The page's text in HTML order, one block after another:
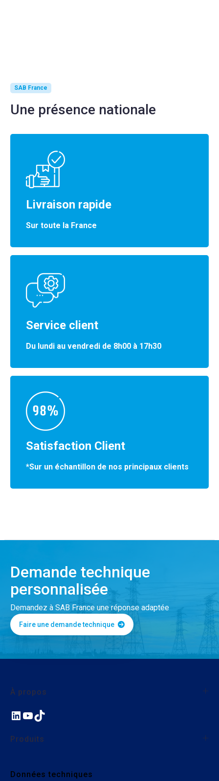
SAB France
Une présence nationale
Livraison rapide
Sur toute la France
Service client
Du lundi au vendredi de 8h00 à 17h30
Satisfaction Client
*Sur un échantillon de nos principaux clients
Demande technique
personnalisée
Demandez à SAB France une réponse adaptée
Faire une demande technique
À propos
À propos de SAB France
Nos actions environnementales et sociales
LinkedIn
YouTube
TikTok
Produits
Câbles industriels
Données techniques